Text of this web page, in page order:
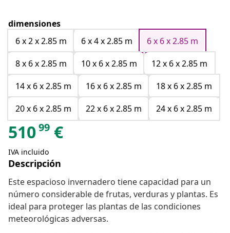
dimensiones
6 x 2 x 2.85 m
6 x 4 x 2.85 m
6 x 6 x 2.85 m
8 x 6 x 2.85 m
10 x 6 x 2.85 m
12 x 6 x 2.85 m
14 x 6 x 2.85 m
16 x 6 x 2.85 m
18 x 6 x 2.85 m
20 x 6 x 2.85 m
22 x 6 x 2.85 m 24 x 6 x 2.85 m
51099 €
IVA incluido
Descripción
Este espacioso invernadero tiene capacidad para un
número considerable de frutas, verduras y plantas. Es
ideal para proteger las plantas de las condiciones
meteorológicas adversas.